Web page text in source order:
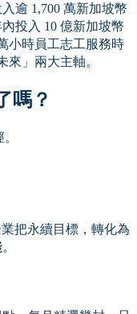
逾 1,700 萬新加坡幣
投入 10 億新加坡幣
小時員工志工服務時
來」兩大主軸。
嗎？
把永續目標，轉化為